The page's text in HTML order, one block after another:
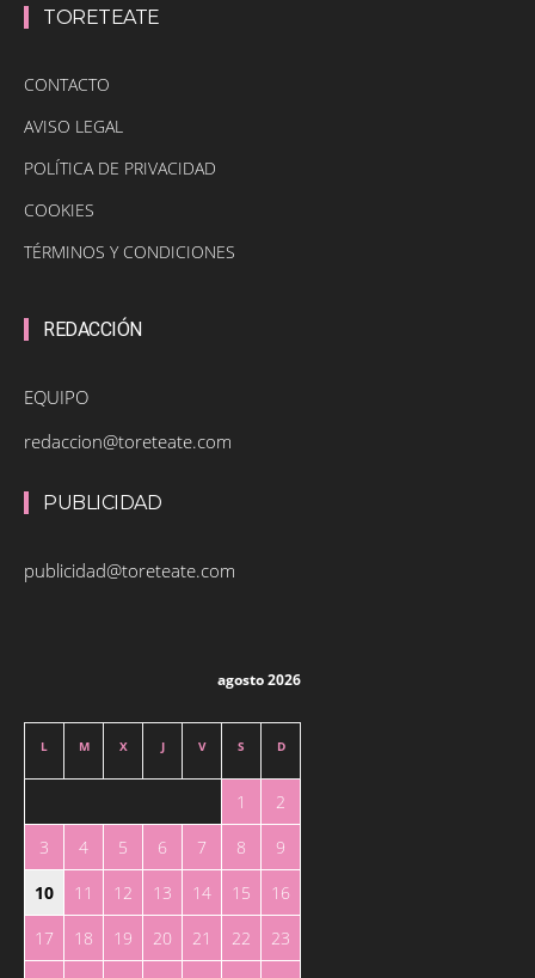
TORETEATE
CONTACTO
AVISO LEGAL
POLÍTICA DE PRIVACIDAD
COOKIES
TÉRMINOS Y CONDICIONES
REDACCIÓN
EQUIPO
redaccion@toreteate.com
PUBLICIDAD
publicidad@toreteate.com
agosto 2026
L M X J V S D
1
2
3
4 5 6 7 8
9
10
11 12 13 14 15
16
17
18 19 20 21 22
23